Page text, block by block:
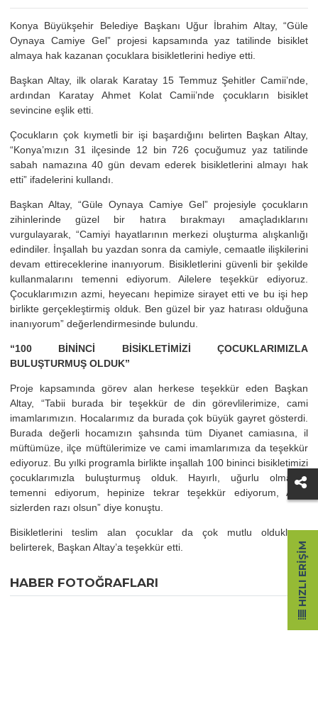
Konya Büyükşehir Belediye Başkanı Uğur İbrahim Altay, “Güle
Oynaya Camiye Gel” projesi kapsamında yaz tatilinde bisiklet
almaya hak kazanan çocuklara bisikletlerini hediye etti.
Başkan Altay, ilk olarak Karatay 15 Temmuz Şehitler Camii’nde,
ardından Karatay Ahmet Kolat Camii’nde çocukların bisiklet
sevincine eşlik etti.
Çocukların çok kıymetli bir işi başardığını belirten Başkan Altay,
“Konya’mızın 31 ilçesinde 12 bin 726 çocuğumuz yaz tatilinde
sabah namazına 40 gün devam ederek bisikletlerini almayı hak
etti” ifadelerini kullandı.
Başkan Altay, “Güle Oynaya Camiye Gel” projesiyle çocukların
zihinlerinde güzel bir hatıra bırakmayı amaçladıklarını
vurgulayarak, “Camiyi hayatlarının merkezi oluşturma alışkanlığı
edindiler. İnşallah bu yazdan sonra da camiyle, cemaatle ilişkilerini
devam ettireceklerine inanıyorum. Bisikletlerini güvenli bir şekilde
kullanmalarını temenni ediyorum. Ailelere teşekkür ediyoruz.
Çocuklarımızın azmi, heyecanı hepimize sirayet etti ve bu işi hep
birlikte gerçekleştirmiş olduk. Ben güzel bir yaz hatırası olduğuna
inanıyorum” değerlendirmesinde bulundu.
“100 BİNİNCİ BİSİKLETİMİZİ ÇOCUKLARIMIZLA
BULUŞTURMUŞ OLDUK”
Proje kapsamında görev alan herkese teşekkür eden Başkan
Altay, “Tabii burada bir teşekkür de din görevlilerimize, cami
imamlarımızın. Hocalarımız da burada çok büyük gayret gösterdi.
Burada değerli hocamızın şahsında tüm Diyanet camiasına, il
müftümüze, ilçe müftülerimize ve cami imamlarımıza da teşekkür
ediyoruz. Bu yılki programla birlikte inşallah 100 bininci bisikletimizi
çocuklarımızla buluşturmuş olduk. Hayırlı, uğurlu olmasını
temenni ediyorum, hepinize tekrar teşekkür ediyorum, Allah
sizlerden razı olsun” diye konuştu.
Bisikletlerini teslim alan çocuklar da çok mutlu olduklarını
belirterek, Başkan Altay’a teşekkür etti.
HABER FOTOĞRAFLARI HIZLI ERIŞIM